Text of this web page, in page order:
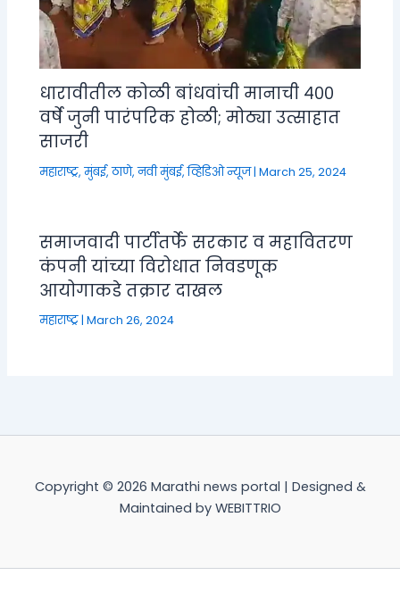
धारावीतील कोळी बांधवांची मानाची ४००
वर्षे जुनी पारंपरिक होळी; मोठ्या उत्साहात
साजरी
महाराष्ट्र,मुंबई, ठाणे, नवी मुंबई,व्हिडिओ न्यूज|March 25, 2024
समाजवादी पार्टीतर्फे सरकार व महावितरण
कंपनी यांच्या विरोधात निवडणूक
आयोगाकडे तक्रार दाखल
महाराष्ट्र |March 26, 2024
Copyright © 2026 Marathi news portal | Designed &
Maintained by WEBITTRIO